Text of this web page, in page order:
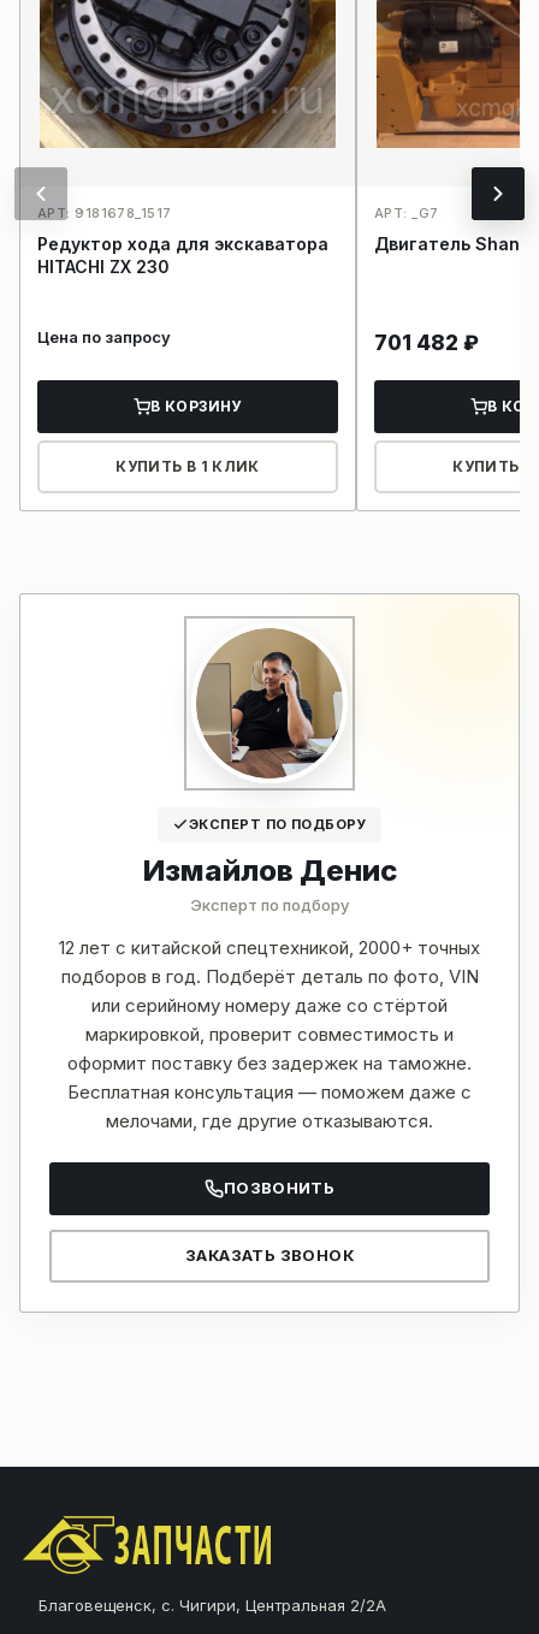
АРТ: 9181678_1517
Редуктор хода для экскаватора
HITACHI ZX 230
Цена по запросу
В КОРЗИНУ
КУПИТЬ В 1 КЛИК
АРТ: _G7
Двигатель
701 482 ₽
В
КУПИТЬ В
ЭКСПЕРТ ПО ПОДБОРУ
Измайлов Денис
Эксперт по подбору
12 лет с китайской спецтехникой, 2000+ точных
подборов в год. Подберёт деталь по фото, VIN
или серийному номеру даже со стёртой
маркировкой, проверит совместимость и
оформит поставку без задержек на таможне.
Бесплатная консультация — поможем даже с
мелочами, где другие отказываются.
ПОЗВОНИТЬ
ЗАКАЗАТЬ ЗВОНОК
Благовещенск, с. Чигири, Центральная 2/2А